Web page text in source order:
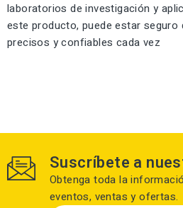
laboratorios de investigación y
este producto, puede estar
precisos y confiables cada vez
Suscríbete a
Obtenga toda la
eventos, ventas y ofertas.